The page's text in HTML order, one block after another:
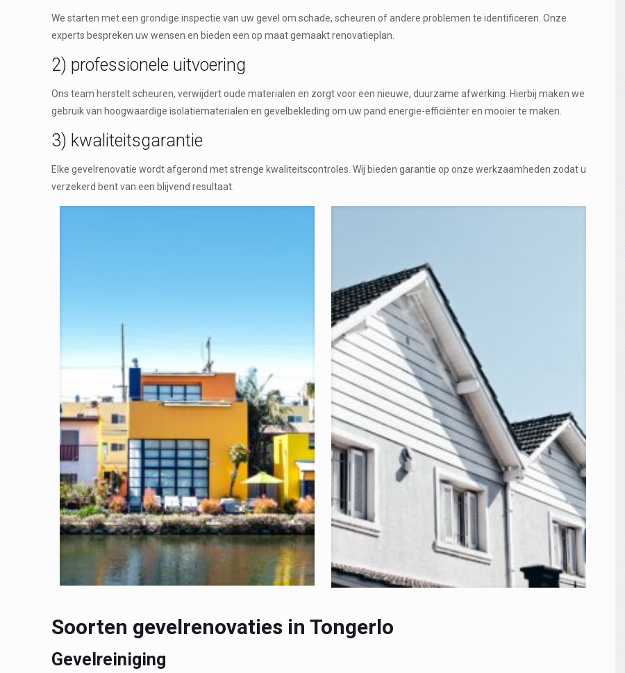
We starten met een grondige inspectie van uw gevel om schade, scheuren of andere problemen te identificeren. Onze
experts bespreken uw wensen en bieden een op maat gemaakt renovatieplan.
2) professionele uitvoering
Ons team herstelt scheuren, verwijdert oude materialen en zorgt voor een nieuwe, duurzame afwerking. Hierbij maken we
gebruik van hoogwaardige isolatiematerialen en gevelbekleding om uw pand energie-efficiënter en mooier te maken.
3) kwaliteitsgarantie
Elke gevelrenovatie wordt afgerond met strenge kwaliteitscontroles. Wij bieden garantie op onze werkzaamheden zodat u
verzekerd bent van een blijvend resultaat.
Soorten gevelrenovaties in Tongerlo
Gevelreiniging